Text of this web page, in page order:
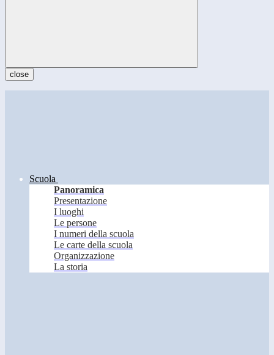
close
Scuola
Panoramica
Presentazione
I luoghi
Le persone
I numeri della scuola
Le carte della scuola
Organizzazione
La storia